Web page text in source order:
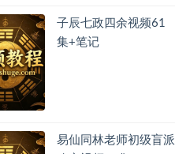
子辰七政四余视频61
集+笔记
易仙同林老师初级盲派